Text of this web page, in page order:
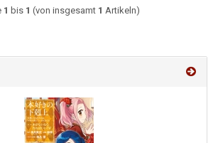
1 bis 1 (von insgesamt 1 Artikeln)